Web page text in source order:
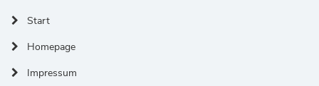
Start
Homepage
Impressum